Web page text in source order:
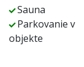
Sauna
Parkovanie v
objekte